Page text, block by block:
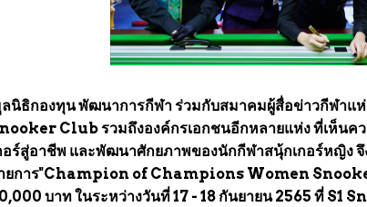
นิธิกองทุน พัฒนาการกีฬา ร่วมกับสมาคมผู้สื่อข่าวกีฬาแ
Club รวมถึงองค์กรเอกชนอีกหลายแห่ง ที่เห็นค
อร์สู่อาชีพ และพัฒนาศักยภาพของนักกีฬาสนุ้กเกอร์หญิง
ยการ"Champion of Champions Women
บาท ในระหว่างวันที่ 17 - 18 กันยายน 2565 ที่ S1